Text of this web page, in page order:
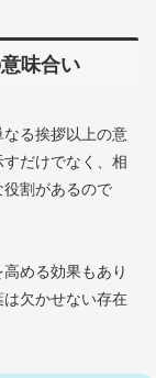
味合い
る挨拶以上の意
だけでなく、相
割があるので
める効果もあり
欠かせない存在